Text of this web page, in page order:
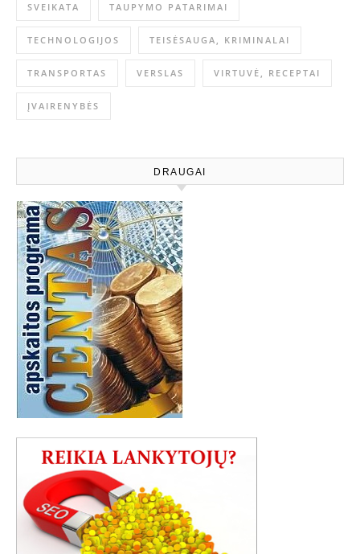
SVEIKATA TAUPYMO PATARIMAI
TECHNOLOGIJOS TEISĖSAUGA, KRIMINALAI
TRANSPORTAS VERSLAS VIRTUVĖ, RECEPTAI
ĮVAIRENYBĖS
DRAUGAI